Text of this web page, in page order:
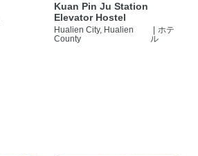
Kuan Pin Ju Station
Elevator Hostel
Hualien City, Hualien
County
ホテ
ル